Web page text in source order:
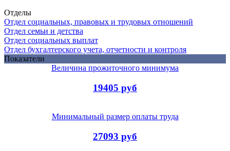
Отделы
Отдел социальных, правовых и трудовых отношений
Отдел семьи и детства
Отдел социальных выплат
Отдел бухгалтерского учета, отчетности и контроля
Показатели
Величина прожиточного минимума
19405 руб
Минимальный размер оплаты труда
27093 руб